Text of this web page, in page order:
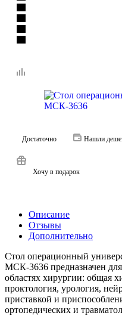
Достаточно Нашли
Хочу в подарок
Описание
Отзывы
Дополнительно
Стол операционный
МСК-3636 предназначен
областях хирургии: общая
проктология, урология,
приставкой и
ортопедических и